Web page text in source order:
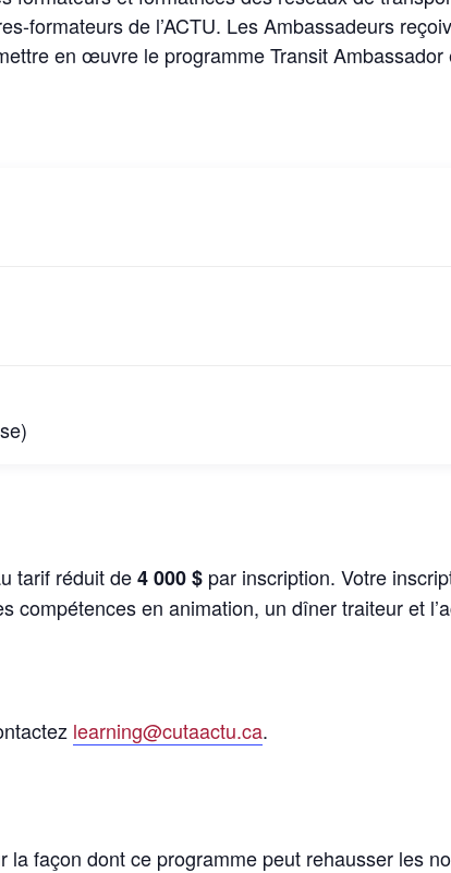
formateurs de l’ACTU. Les Ambassadeurs
en œuvre le programme Transit Ambassador
tarif réduit de4 000 $ par inscription. Votre
en animation, un dîner traiteur et
learning@cutaactu.ca.
façon dont ce programme peut rehausser les